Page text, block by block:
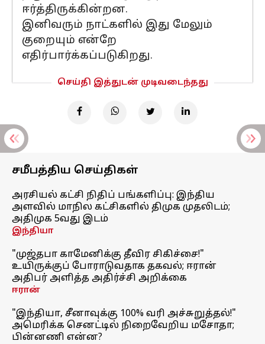
ஈர்த்திருக்கின்றன.
இனிவரும் நாட்களில் இது மேலும்
குறையும் என்றே
எதிர்பார்க்கப்படுகிறது.
செய்தி இத்துடன் முடிவடைந்தது
சமீபத்திய செய்திகள்
அரசியல் கட்சி நிதிப் பங்களிப்பு: இந்திய
அளவில் மாநில கட்சிகளில் திமுக முதலிடம்;
அதிமுக 5வது இடம்
இந்தியா
"முஜ்தபா காமேனிக்கு தீவிர சிகிச்சை!"
உயிருக்குப் போராடுவதாக தகவல்; ஈரான்
அதிபர் அளித்த அதிர்ச்சி அறிக்கை
ஈரான்
"இந்தியா, சீனாவுக்கு 100% வரி அச்சுறுத்தல்!"
அமெரிக்க செனட்டில் நிறைவேறிய மசோதா;
பின்னணி என்ன?